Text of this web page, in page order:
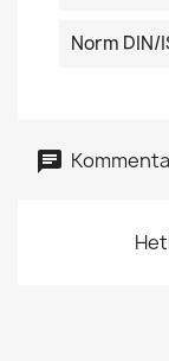
Norm DIN/